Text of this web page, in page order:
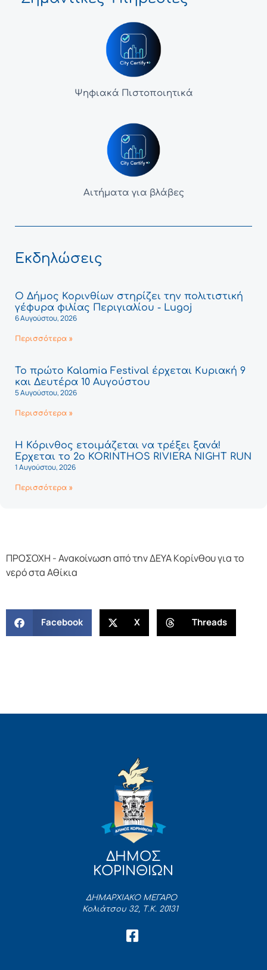
Ψηφιακά Πιστοποιητικά
Αιτήματα για βλάβες
Εκδηλώσεις
Ο Δήμος Κορινθίων στηρίζει την πολιτιστική
γέφυρα φιλίας Περιγιαλίου - Lugoj
6 Αυγούστου, 2026
Περισσότερα »
Το πρώτο Kalamia Festival έρχεται Κυριακή 9
και Δευτέρα 10 Αυγούστου
5 Αυγούστου, 2026
Περισσότερα »
Η Κόρινθος ετοιμάζεται να τρέξει ξανά!
Έρχεται το 2ο KORINTHOS RIVIERA NIGHT RUN
1 Αυγούστου, 2026
Περισσότερα »
ΠΡΟΣΟΧΗ - Ανακοίνωση από την ΔΕΥΑ Κoρίνθου για το
νερό στα Αθίκια
Facebook X Threads
ΔΗΜΟΣ
ΚΟΡΙΝΘΙΩΝ
ΔΗΜΑΡΧΙΑΚΟ ΜΕΓΑΡΟ
Κολιάτσου 32, Τ.Κ. 20131